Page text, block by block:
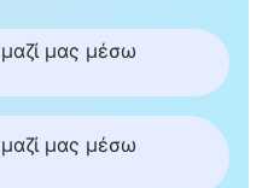
λίγο πιο
την περηφάνεια των
έβλεπα ένα
η ίδια, μην
περιορίζω. Έβαζα την
μας μέσω
μας μέσω